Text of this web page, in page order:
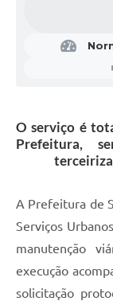
O serviço é
Prefeitura,
A Prefeitura de
Serviços
manutenção
execução
solicitação